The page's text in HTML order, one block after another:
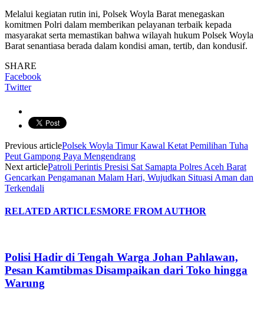
Melalui kegiatan rutin ini, Polsek Woyla Barat menegaskan
komitmen Polri dalam memberikan pelayanan terbaik kepada
masyarakat serta memastikan bahwa wilayah hukum Polsek Woyla
Barat senantiasa berada dalam kondisi aman, tertib, dan kondusif.
SHARE
Facebook
Twitter
Previous articlePolsek Woyla Timur Kawal Ketat Pemilihan Tuha
Peut Gampong Paya Mengendrang
Next articlePatroli Perintis Presisi Sat Samapta Polres Aceh Barat
Gencarkan Pengamanan Malam Hari, Wujudkan Situasi Aman dan
Terkendali
RELATED ARTICLESMORE FROM AUTHOR
Polisi Hadir di Tengah Warga Johan Pahlawan,
Pesan Kamtibmas Disampaikan dari Toko hingga
Warung